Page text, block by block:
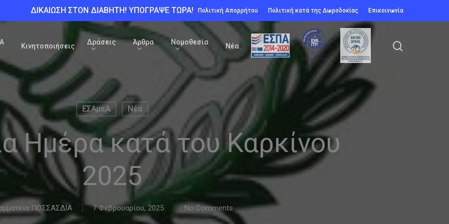
ΔΙΚΑΙΩΣΗ ΣΤΟΝ ΔΙΑΒΗΤΗ! ΥΠΟΓΡΑΨΕ ΤΩΡΑ! Πολιτική Απορρήτου Πολιτική κατά της Δωροδοκίας Επικοινωνία
Κινητοποιήσεις
Δράσεις Άρθρα Νομοθεσία
Νέα
ΕΣΑμεΑ Νέα
Ημέρα κατά του Καρκίνου
2025
ΠΟΣΣΑΣΔΙΑ 7 Φεβρουαρίου, 2025 No Comments